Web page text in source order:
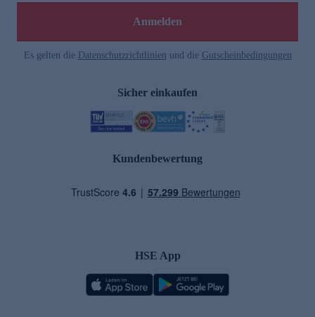
Anmelden
Es gelten die Datenschutzrichtlinien und die Gutscheinbedingungen
Sicher einkaufen
Kundenbewertung
HSE App